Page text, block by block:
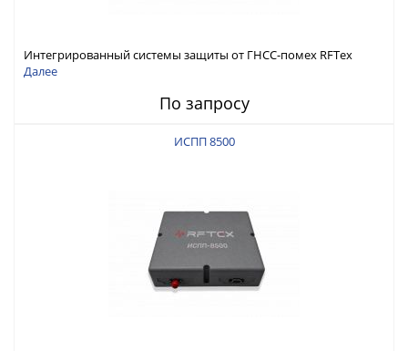
Интегрированный системы защиты от ГНСС-помех RFТех
ИСПП 8600
Далее
По запросу
ИСПП 8500